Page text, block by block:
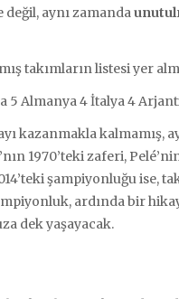
değil, aynı zamanda
takımların listesi yer
5 Almanya 4 İtalya 4
kazanmakla kalmamış,
1970’teki zaferi,
şampiyonluğu ise,
ardında bir
dek yaşayacak.